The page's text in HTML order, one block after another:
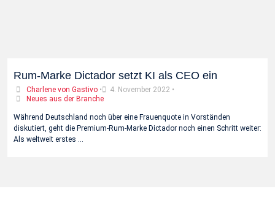
Rum-Marke Dictador setzt KI als CEO ein
Charlene von Gastivo • 4. November 2022 •
Neues aus der Branche
Während Deutschland noch über eine Frauenquote in Vorständen
diskutiert, geht die Premium-Rum-Marke Dictador noch einen Schritt weiter:
Als weltweit erstes …